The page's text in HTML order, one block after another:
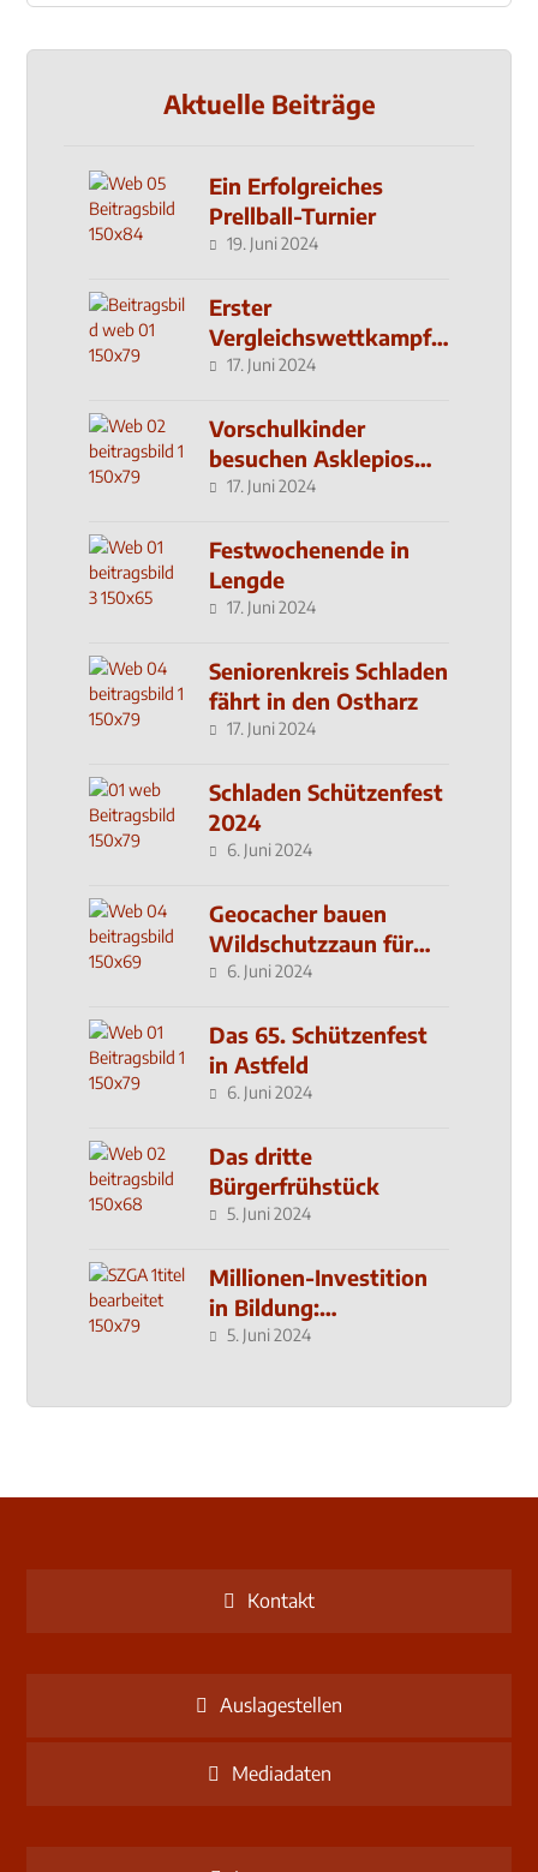
Aktuelle Beiträge
Ein Erfolgreiches
Prellball-Turnier
19. Juni 2024
Erster
Vergleichswettkampf
seit 2019
17. Juni 2024
Vorschulkinder
besuchen Asklepios
Klinik
17. Juni 2024
Festwochenende in
Lengde
17. Juni 2024
Seniorenkreis Schladen
fährt in den Ostharz
17. Juni 2024
Schladen Schützenfest
2024
6. Juni 2024
Geocacher bauen
Wildschutzzaun für
den MachMit! Wald
6. Juni 2024
Das 65. Schützenfest
in Astfeld
6. Juni 2024
Das dritte
Bürgerfrühstück
5. Juni 2024
Millionen-Investition
in Bildung:
Schulzentrum-Neubau
5. Juni 2024
Kontakt
Auslagestellen
Mediadaten